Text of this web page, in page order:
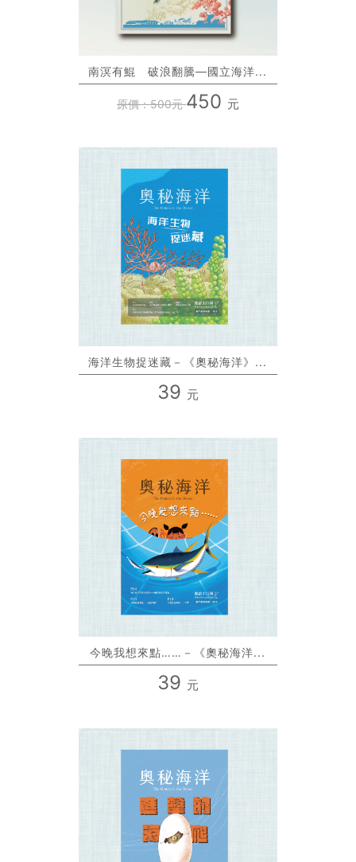
南溟有鯤 破浪翻騰—國立海洋...
原價：500元450 元
海洋生物捉迷藏－《奧秘海洋》...
39 元
今晚我想來點……－《奧秘海洋...
39 元